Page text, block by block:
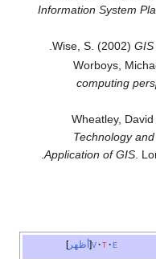
Information System
Wise, S. (2002) GIS
Worboys,
computing
Wheatley,
Technology
Application of GIS.
أظهر v t e